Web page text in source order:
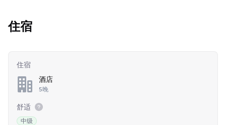
住宿
住宿
酒店
5晚
舒适
中级